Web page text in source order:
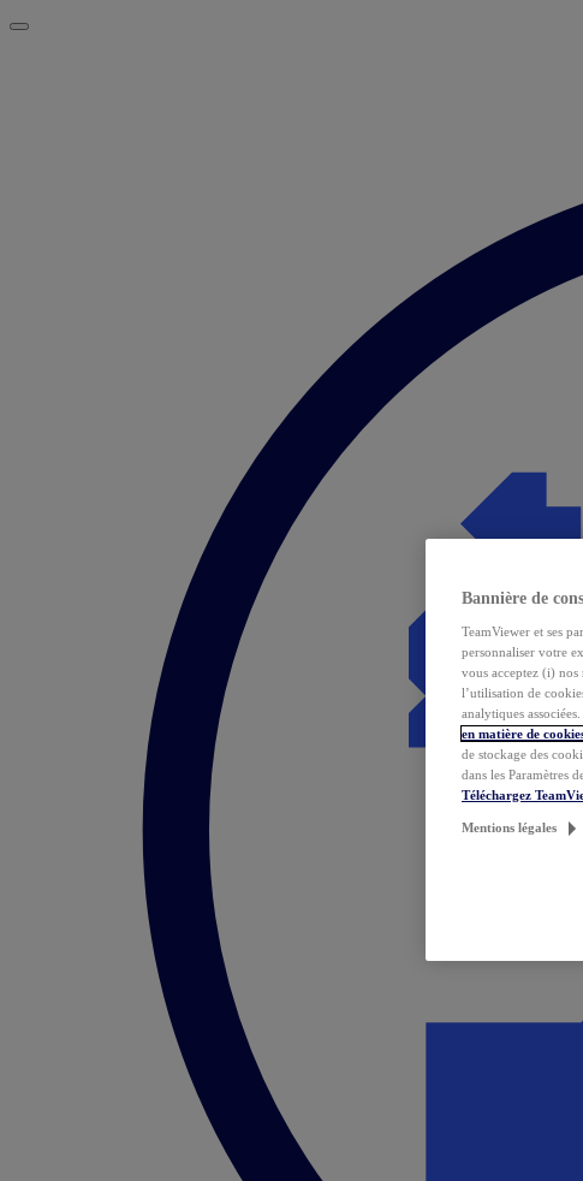
Bannière de
TeamViewer et ses
personnaliser votre
vous acceptez (i) nos
l’utilisation de
analytiques
en matière de
de stockage des
dans les Paramètres
Téléchargez
Mentions légales